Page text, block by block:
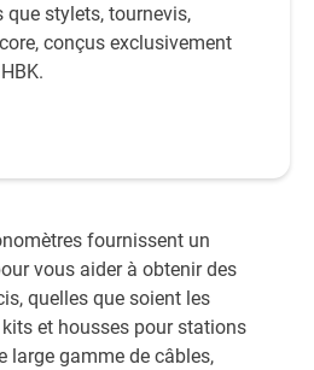
que stylets, tournevis,
conçus exclusivement
fournissent un
vous aider à obtenir des
quelles que soient les
et housses pour stations
large gamme de câbles,